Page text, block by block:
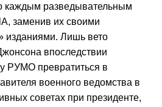
каждым разведывательным
заменив их своими
изданиями. Лишь вето
впоследствии
РУМО превратиться в
военного ведомства в
советах при президенте,